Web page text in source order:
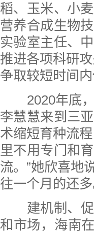
稻、玉米、小
营养合成生物
实验室主任、
推进各项科研
争取较短时间
2020年底
李慧慧来到三
术缩短育种流
里不用专门和
流。”她欣喜地
往一个月的还多
建机制、
和市场，海南